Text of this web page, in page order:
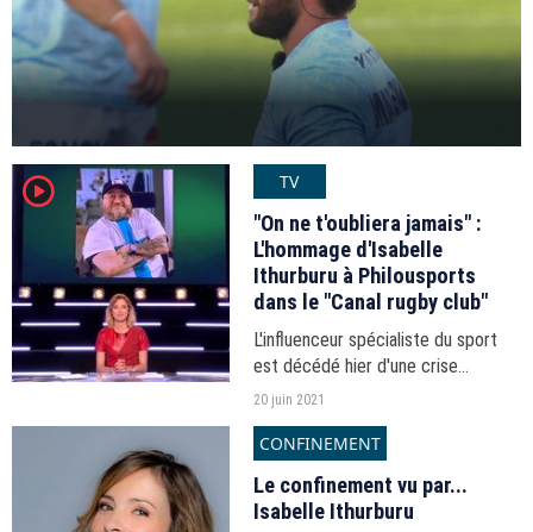
player2 TV
"On ne t'oubliera jamais" :
L'hommage d'Isabelle
Ithurburu à Philousports
dans le "Canal rugby club"
L'influenceur spécialiste du sport
est décédé hier d'une crise
cardiaque en Corse.
20 juin 2021
CONFINEMENT
Le confinement vu par...
Isabelle Ithurburu